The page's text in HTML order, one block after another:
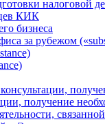
налоговой
КИК
бизнеса
за рубежом
консультации,
получение